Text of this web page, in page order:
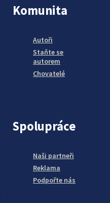
Komunita
Autoři
Staňte se
autorem
Chovatelé
Spolupráce
Naši partneři
Reklama
Podpořte nás